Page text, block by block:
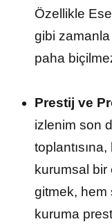
Özellikle
gibi zamanla
paha
Prestij ve
izlenim son
kurumsal
gitmek, hem
kuruma